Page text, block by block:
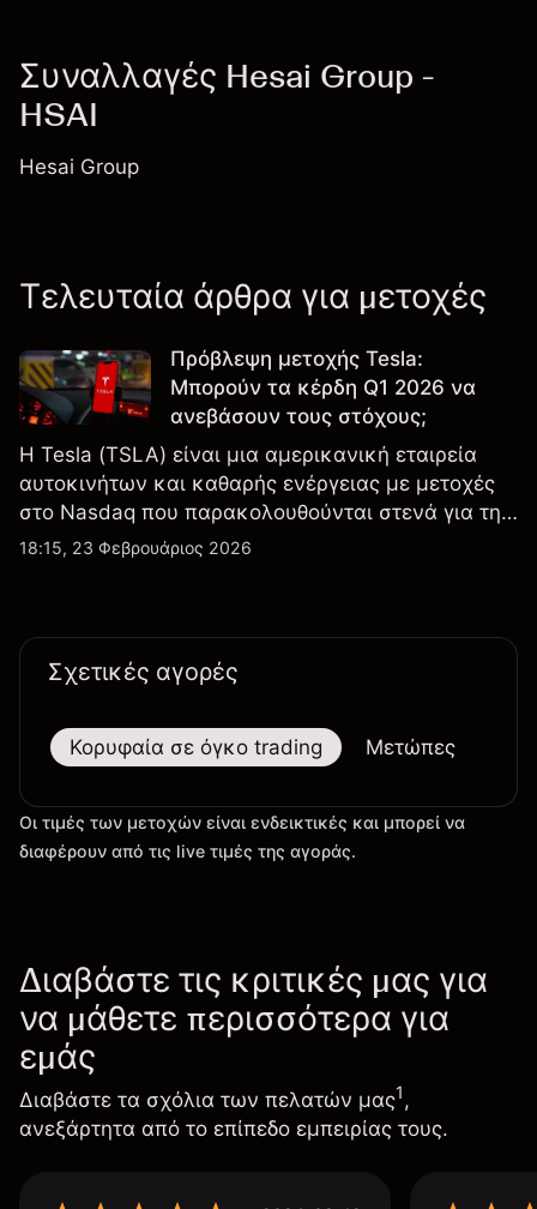
Συναλλαγές Hesai Group -
HSAI
Hesai Group
Τελευταία άρθρα για μετοχές
Πρόβλεψη μετοχής Tesla:
Μπορούν τα κέρδη Q1 2026 να
ανεβάσουν τους στόχους;
Η Tesla (TSLA) είναι μια αμερικανική εταιρεία
αυτοκινήτων και καθαρής ενέργειας με μετοχές
στο Nasdaq που παρακολουθούνται στενά για την
απόδοση κερδών, τα δεδομένα παραδόσεων και
18:15, 23 Φεβρουάριος 2026
Σχετικές αγορές
Κορυφαία σε όγκο trading Μετώπες
Οι τιμές των μετοχών είναι ενδεικτικές και μπορεί να
διαφέρουν από τις live τιμές της αγοράς.
Διαβάστε τις κριτικές μας για
να μάθετε περισσότερα για
εμάς
Διαβάστε τα σχόλια των πελατών μας1,
ανεξάρτητα από το επίπεδο εμπειρίας τους.